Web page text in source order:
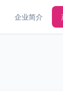
企业简介